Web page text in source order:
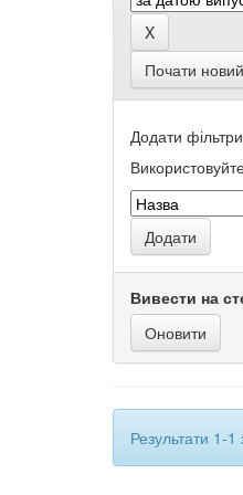
Почати
Додати
Вивести на
Результати 1-1